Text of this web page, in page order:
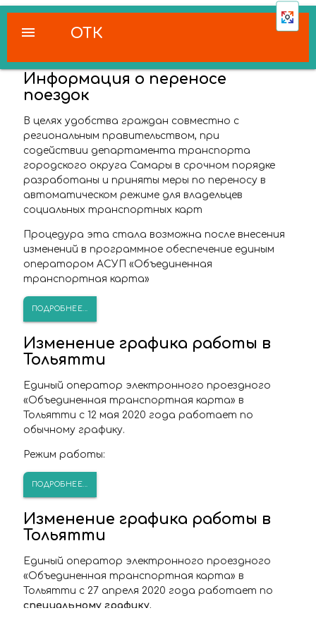
ОТК
menu
Информация о переносе
поездок
В целях удобства граждан совместно с
региональным правительством, при
содействии департамента транспорта
городского округа Самары в срочном порядке
разработаны и приняты меры по переносу в
автоматическом режиме для владельцев
социальных транспортных карт
Процедура эта стала возможна после внесения
изменений в программное обеспечение единым
оператором АСУП «Объединенная
транспортная карта»
ПОДРОБНЕЕ...
Изменение графика работы в
Тольятти
Единый оператор электронного проездного
«Объединенная транспортная карта» в
Тольятти с 12 мая 2020 года работает по
обычному графику.
Режим работы:
ПОДРОБНЕЕ...
Изменение графика работы в
Тольятти
Единый оператор электронного проездного
«Объединенная транспортная карта» в
Тольятти с 27 апреля 2020 года работает по
специальному графику.